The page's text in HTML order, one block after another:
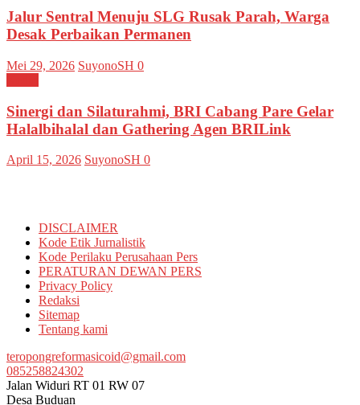
Jalur Sentral Menuju SLG Rusak Parah, Warga
Desak Perbaikan Permanen
Mei 29, 2026 SuyonoSH 0
Sinergi dan Silaturahmi, BRI Cabang Pare Gelar
Halalbihalal dan Gathering Agen BRILink
April 15, 2026 SuyonoSH 0
DISCLAIMER
Kode Etik Jurnalistik
Kode Perilaku Perusahaan Pers
PERATURAN DEWAN PERS
Privacy Policy
Redaksi
Sitemap
Tentang kami
teropongreformasicoid@gmail.com
085258824302
Jalan Widuri RT 01 RW 07
Desa Buduan